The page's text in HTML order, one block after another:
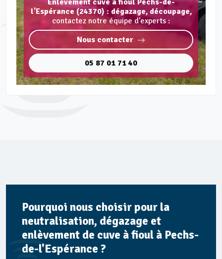
Enlèvement cuve à fioul Pechs-de-
l'Espérance (24370) : dégazage, découpage,
contactez notre équipe d'experts :
Nous contacter
05 87 01 71 40
Pourquoi nous choisir pour la
neutralisation, dégazage et
enlèvement de cuve à fioul à Pechs-
de-l'Espérance ?